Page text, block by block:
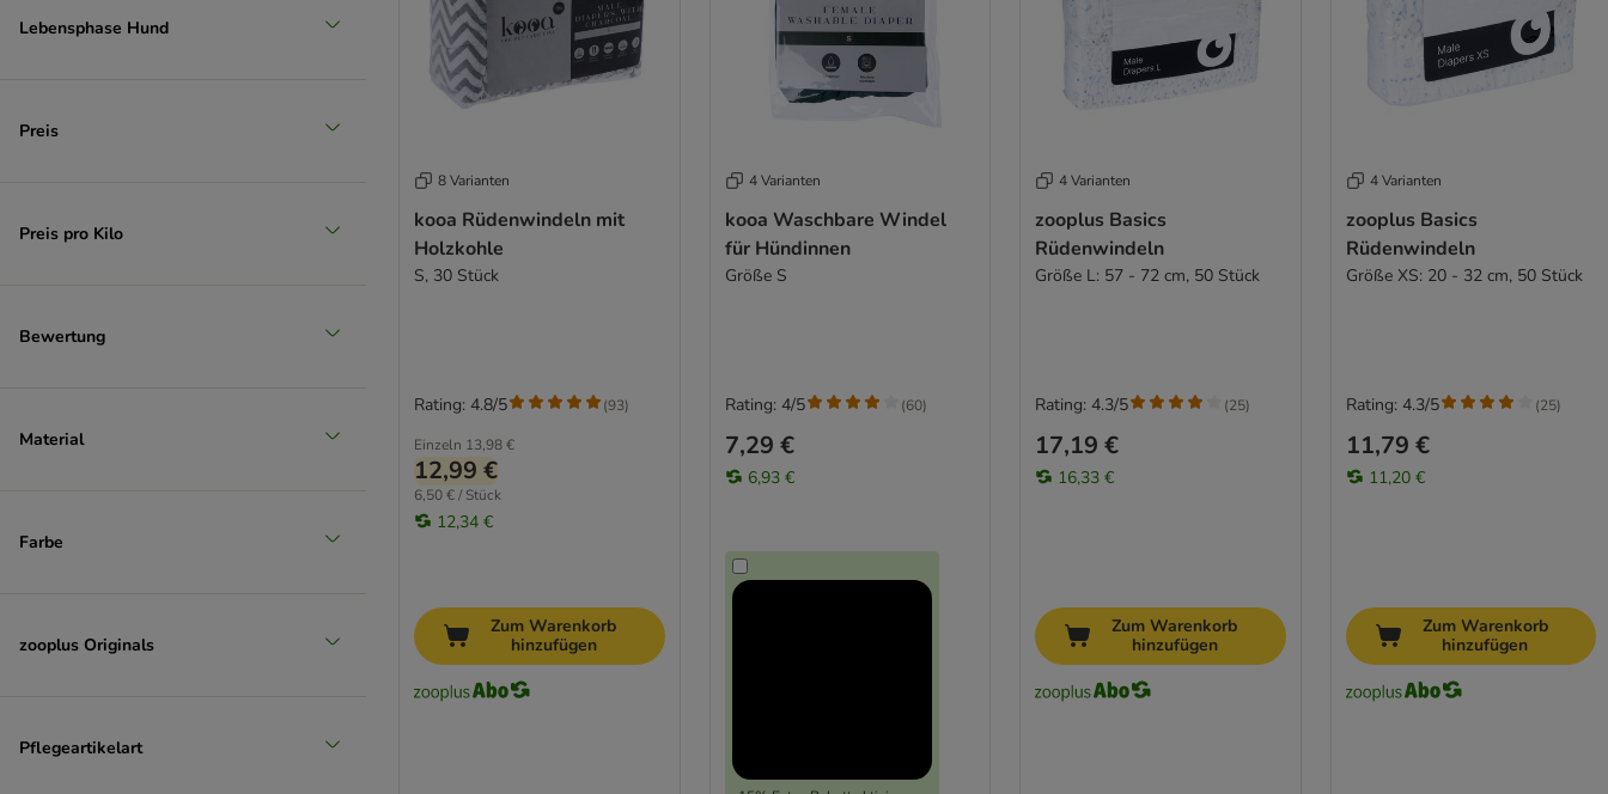
Lebensphase Hund
Preis
Preis pro Kilo
Bewertung
Material
Farbe
zooplus Originals
Pflegeartikelart
8 Varianten
kooa Rüdenwindeln mit
Holzkohle
S, 30 Stück
Einzeln 13,98 €
12,99 €
6,50 € / Stück
12,34 €
Rating: 4.8/5 (93)
Zum Warenkorb
hinzufügen
4 Varianten
kooa Waschbare Windel
für Hündinnen
Größe S
7,29 €
6,93 €
Rating: 4/5 (60)
4 Varianten
zooplus Basics
Rüdenwindeln
Größe L: 57 - 72 cm, 50 Stück
17,19 €
16,33 €
Rating: 4.3/5 (25)
Zum Warenkorb
hinzufügen
4 Varianten
zooplus Basics
Rüdenwindeln
Größe XS: 20 - 32 cm, 50 Stück
11,79 €
11,20 €
Rating: 4.3/5 (25)
Zum Warenkorb
hinzufügen